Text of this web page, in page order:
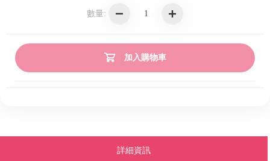
數量:
加入購物車
詳細資訊